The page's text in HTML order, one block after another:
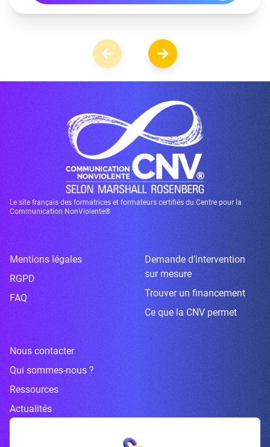
Le site français des formatrices et formateurs certifiés du Centre pour la
Communication NonViolente®
Mentions légales
RGPD
FAQ
Demande d’intervention
sur mesure
Trouver un financement
Ce que la CNV permet
Nous contacter
Qui sommes-nous ?
Ressources
Actualités